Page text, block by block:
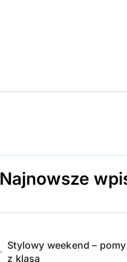
Najnowsze
Stylowy weekend –
z klasą